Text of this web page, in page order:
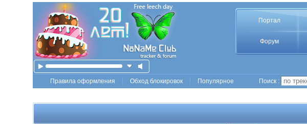
Портал
Форум
Правила оформления Обход блокировок Популярное Поиск :